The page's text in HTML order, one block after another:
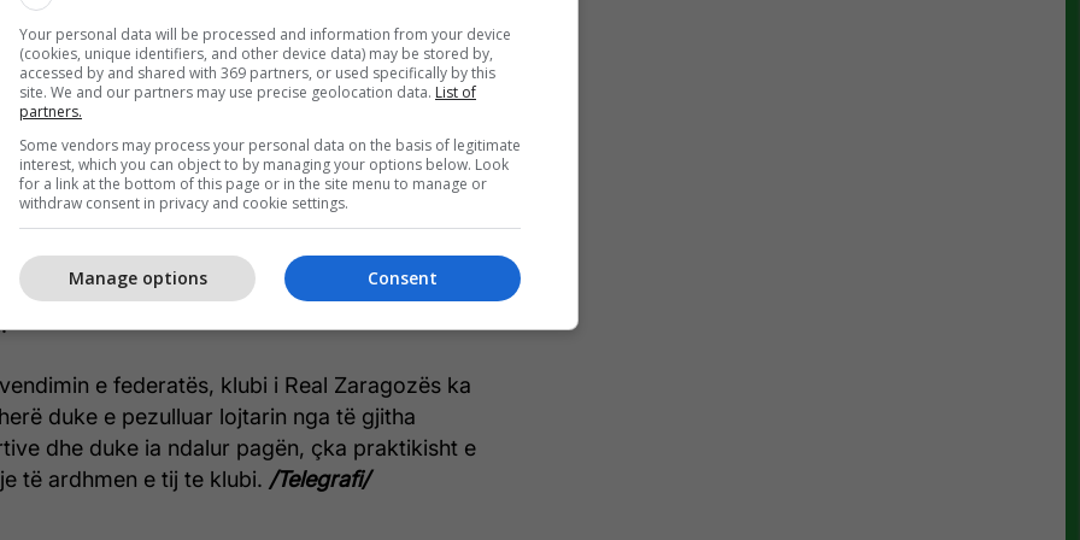
veprim për të cilin mori kartonin e dytë të
nga loja.
fusha, sipas raportit zyrtar, ai ka goditur me
lojtarin kundërshtar, duke i shkaktuar hematomë
së majtë.
i RFEF-së i ka shqiptuar atij 12 ndeshje
fizik ndaj kundërshtarit, ndërsa një ndeshje
si pasojë e kartonit të kuq të marrë në të
e federatës, klubi i Real Zaragozës ka
duke e pezulluar lojtarin nga të gjitha
dhe duke ia ndalur pagën, çka praktikisht e
të ardhmen e tij te klubi. /Telegrafi/
Your personal data will be processed and information from your device
(cookies, unique identifiers, and other device data) may be stored by,
accessed by and shared with 369 partners, or used specifically by this
site. We and our partners may use precise geolocation data. List of
partners.
Some vendors may process your personal data on the basis of legitimate
interest, which you can object to by managing your options below. Look
for a link at the bottom of this page or in the site menu to manage or
withdraw consent in privacy and cookie settings.
Consent
Manage options